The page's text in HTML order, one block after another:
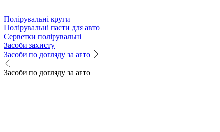
Полірувальні круги
Полірувальні пасти для авто
Серветки полірувальні
Засоби захисту
Засоби по догляду за авто
Засоби по догляду за авто